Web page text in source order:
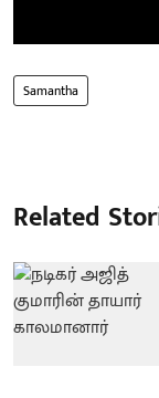
Samantha
Related